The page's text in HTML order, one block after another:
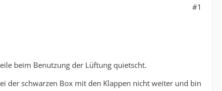
#1
beim Benutzung der Lüftung quietscht.
der schwarzen Box mit den Klappen nicht weiter und bin